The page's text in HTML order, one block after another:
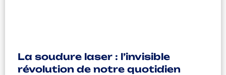
La soudure laser : l’invisible
révolution de notre quotidien